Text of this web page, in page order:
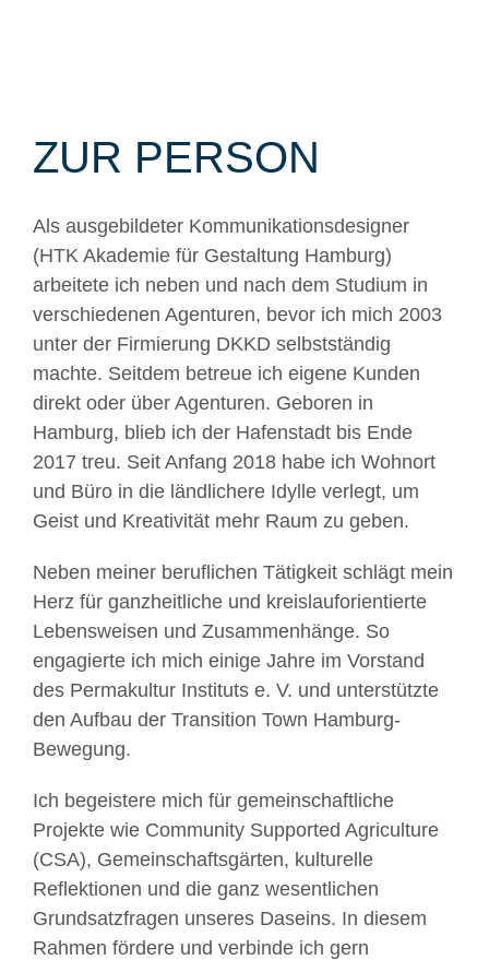
ZUR PERSON
Als ausgebildeter Kommunikationsdesigner
(HTK Akademie für Gestaltung Hamburg)
arbeitete ich neben und nach dem Studium in
verschiedenen Agenturen, bevor ich mich 2003
unter der Firmierung DKKD selbstständig
machte. Seitdem betreue ich eigene Kunden
direkt oder über Agenturen. Geboren in
Hamburg, blieb ich der Hafenstadt bis Ende
2017 treu. Seit Anfang 2018 habe ich Wohnort
und Büro in die ländlichere Idylle verlegt, um
Geist und Kreativität mehr Raum zu geben.
Neben meiner beruflichen Tätigkeit schlägt mein
Herz für ganzheitliche und kreislauforientierte
Lebensweisen und Zusammenhänge. So
engagierte ich mich einige Jahre im Vorstand
des Permakultur Instituts e. V. und unterstützte
den Aufbau der Transition Town Hamburg-
Bewegung.
Ich begeistere mich für gemeinschaftliche
Projekte wie Community Supported Agriculture
(CSA), Gemeinschaftsgärten, kulturelle
Reflektionen und die ganz wesentlichen
Grundsatzfragen unseres Daseins. In diesem
Rahmen fördere und verbinde ich gern